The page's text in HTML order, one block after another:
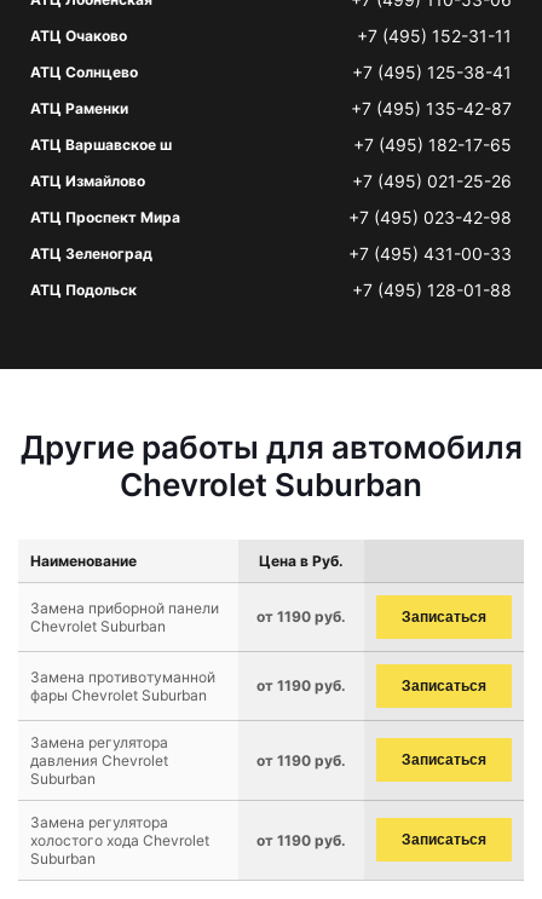
АТЦ Очаково +7 (495) 152-31-11
АТЦ Солнцево +7 (495) 125-38-41
АТЦ Раменки +7 (495) 135-42-87
АТЦ Варшавское ш +7 (495) 182-17-65
АТЦ Измайлово +7 (495) 021-25-26
АТЦ Проспект Мира +7 (495) 023-42-98
АТЦ Зеленоград +7 (495) 431-00-33
АТЦ Подольск +7 (495) 128-01-88
Другие работы для автомобиля
Chevrolet Suburban
Наименование Цена в Руб.
Замена приборной панели
Chevrolet Suburban
от 1190 руб. Записаться
Замена противотуманной
фары Chevrolet Suburban
от 1190 руб. Записаться
Замена регулятора
давления Chevrolet
Suburban
от 1190 руб. Записаться
Замена регулятора
холостого хода Chevrolet
Suburban
от 1190 руб. Записаться